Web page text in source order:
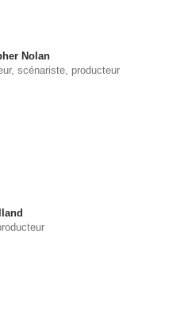
Nolan
scénariste, producteur